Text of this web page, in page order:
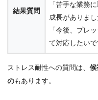
結果質問
「苦手な業務
成長がありまし
「今後、プレ
て対応したいで
ストレス耐性への質問は、 候
のもあります。